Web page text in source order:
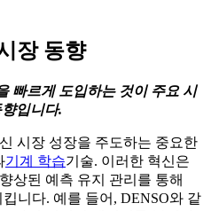
장 동향
빠르게 도입하는 것이 주요 시
입니다.
시장 성장을 주도하는 중요한
기계 학습기술. 이러한 혁신은
상된 예측 유지 관리를 통해
니다. 예를 들어, DENSO와 같